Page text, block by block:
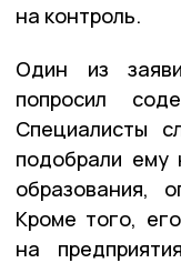
на контроль.
Один из
попросил
Специалисты
подобрали ему
образования,
Кроме того,
на